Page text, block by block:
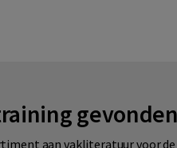
aan vakliteratuur voor